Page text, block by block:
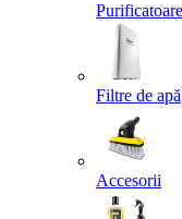
Filtre de apă
Accesorii